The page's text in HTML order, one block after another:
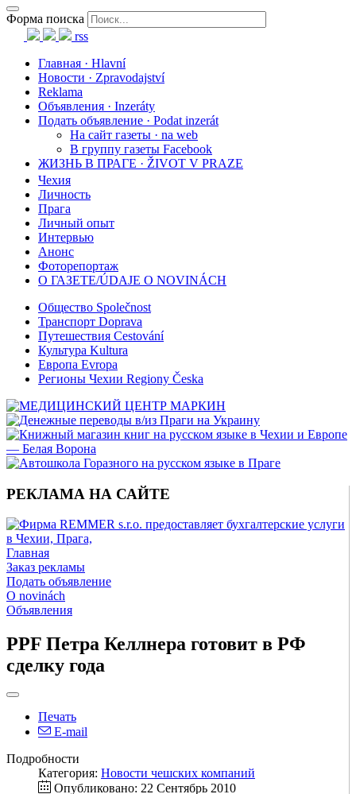
Форма поиска
rss
Главная · Hlavní
Новости · Zpravodajství
Reklama
Объявления · Inzeráty
Подать объявление · Podat inzerát
На сайт газеты · na web
В группу газеты Facebook
ЖИЗНЬ В ПРАГЕ · ŽIVOT V PRAZE
Чехия
Личность
Прага
Личный опыт
Интервью
Анонс
Фоторепортаж
О ГАЗЕТЕ/ÚDAJE O NOVINÁCH
Общество Společnost
Транспорт Doprava
Путешествия Cestování
Культура Kultura
Европа Evropa
Регионы Чехии Regiony Česka
РЕКЛАМА НА САЙТЕ
Главная
Заказ рекламы
Подать объявление
O novinách
Объявления
PPF Петра Келлнера готовит в РФ
сделку года
Печать
E-mail
Подробности
Категория: Новости чешских компаний
Опубликовано: 22 Сентябрь 2010